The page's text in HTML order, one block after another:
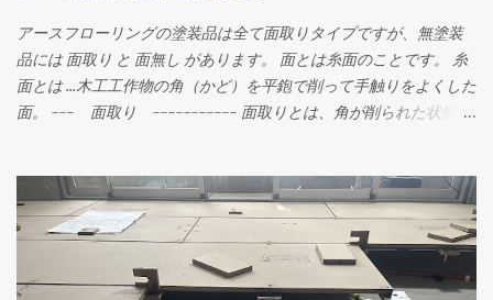
アースフローリングの塗装品は全て面取りタイプですが、無塗装
品には 面取り と 面無し があります。 面とは糸面のことです。 糸
面とは …木工工作物の角（かど）を平鉋で削って手触りをよくした
面。 --- 面取り ----------- 面取りとは、角が削られた状態。
ます。 --- 面無し ----------- 面無しとは、角がそのままの状
態。 フローリングを並べると隙間がありません。横から見るとこ
んな感じ。 角がそのまま残っています。 面無しの無垢フローリン
グを施工するときは、まずはお部屋全体にフローリングを貼り、